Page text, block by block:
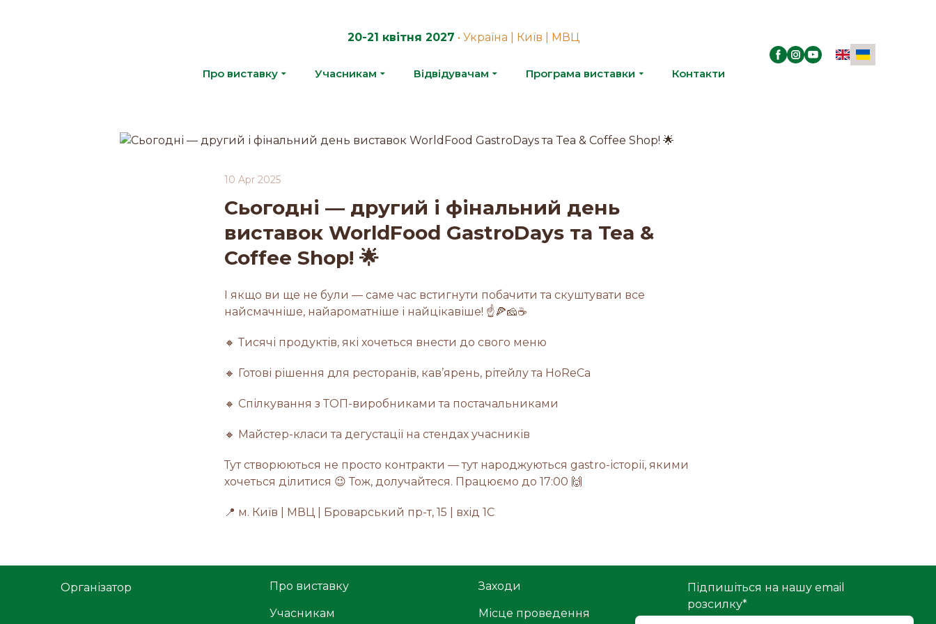
20-21 квітня 2027 • Україна | Київ | МВЦ
Про виставку Учасникам Відвідувачам Програма виставки Контакти
10 Apr 2025
Сьогодні — другий і фінальний день
виставок WorldFood GastroDays та Tea &
Coffee Shop! 🌟
І якщо ви ще не були — саме час встигнути побачити та скуштувати все
найсмачніше, найароматніше і найцікавіше! ☝️🍕🧀☕️
🔸 Тисячі продуктів, які хочеться внести до свого меню
🔸 Готові рішення для ресторанів, кав’ярень, рітейлу та HoReCa
🔸 Спілкування з ТОП-виробниками та постачальниками
🔸 Майстер-класи та дегустації на стендах учасників
Тут створюються не просто контракти — тут народжуються gastro-історії, якими
хочеться ділитися 😉 Тож, долучайтеся. Працюємо до 17:00 🙌
📍 м. Київ | МВЦ | Броварський пр-т, 15 | вхід 1С
Організатор Про виставку
Учасникам
Заходи
Місце проведення
Підпишіться на нашу email
розсилку*